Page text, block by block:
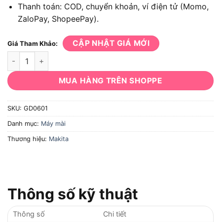
Thanh toán: COD, chuyển khoản, ví điện tử (Momo,
ZaloPay, ShopeePay).
Giá Tham Khảo: CẬP NHẬT GIÁ MỚI
Máy mài khuôn Makita GD0601 số lượng
MUA HÀNG TRÊN SHOPPE
SKU: GD0601
Danh mục: Máy mài
Thương hiệu: Makita
Thông số kỹ thuật
Thông số
Chi tiết